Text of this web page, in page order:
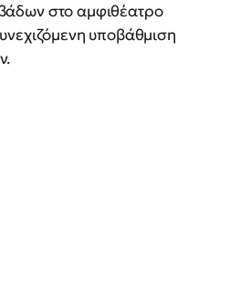
στο αμφιθέατρο
υποβάθμιση